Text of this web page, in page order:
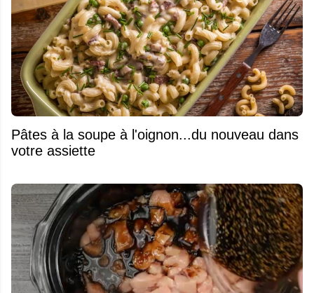
Pâtes à la soupe à l'oignon...du nouveau dans
votre assiette